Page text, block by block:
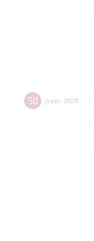
30 июля 2026